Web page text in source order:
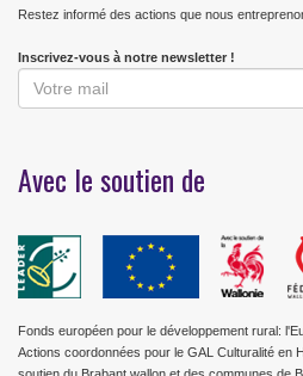
Restez informé des actions que nous
Inscrivez-vous à notre newsletter !
Avec le soutien de
Fonds européen pour le développement rural:
Actions coordonnées pour le GAL Culturalité en